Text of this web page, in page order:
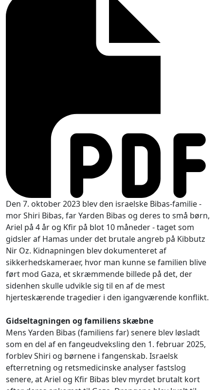
Den 7. oktober 2023 blev den israelske Bibas-familie -
mor Shiri Bibas, far Yarden Bibas og deres to små børn,
Ariel på 4 år og Kfir på blot 10 måneder - taget som
gidsler af Hamas under det brutale angreb på Kibbutz
Nir Oz. Kidnapningen blev dokumenteret af
sikkerhedskameraer, hvor man kunne se familien blive
ført mod Gaza, et skræmmende billede på det, der
sidenhen skulle udvikle sig til en af de mest
hjerteskærende tragedier i den igangværende konflikt.
Gidseltagningen og familiens skæbne
Mens Yarden Bibas (familiens far) senere blev løsladt
som en del af en fangeudveksling den 1. februar 2025,
forblev Shiri og børnene i fangenskab. Israelsk
efterretning og retsmedicinske analyser fastslog
senere, at Ariel og Kfir Bibas blev myrdet brutalt kort